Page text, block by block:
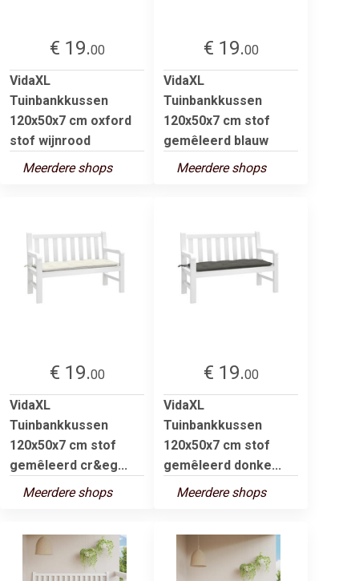
€ 19.00
VidaXL
Tuinbankkussen
120x50x7 cm oxford
stof wijnrood
Meerdere shops
€ 19.00
VidaXL
Tuinbankkussen
120x50x7 cm stof
gemêleerd blauw
Meerdere shops
€ 19.00
VidaXL
Tuinbankkussen
120x50x7 cm stof
gemêleerd cr&eg...
Meerdere shops
€ 19.00
VidaXL
Tuinbankkussen
120x50x7 cm stof
gemêleerd donke...
Meerdere shops